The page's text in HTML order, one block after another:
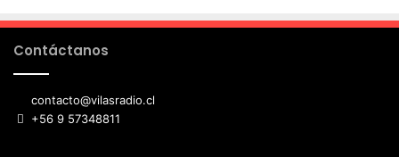
Contáctanos
contacto@vilasradio.cl
+56 9 57348811